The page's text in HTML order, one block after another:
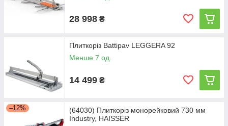
28 998 ₴
Плиткоріз Battipav LEGGERA 92
Менше 7 од.
14 499 ₴
–12%
(64030) Плиткоріз монорейковий 730 мм
Industry, HAISSER